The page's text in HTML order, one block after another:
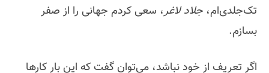
تک‌جلدی‌ام، جلاد لاغر، سعی کردم جهانی را از صفر
بسازم.
اگر تعریف از خود نباشد، می‌توان گفت که این بار کارها